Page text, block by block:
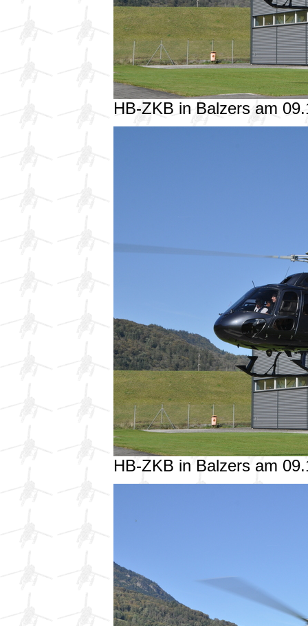
HB-ZKB in Balzers am
HB-ZKB in Balzers am